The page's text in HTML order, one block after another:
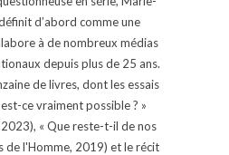
d’abord comme une
à de nombreux médias
depuis plus de 25 ans.
de livres, dont les essais
ce vraiment possible ? »
« Que reste-t-il de nos
de l'Homme, 2019) et le récit